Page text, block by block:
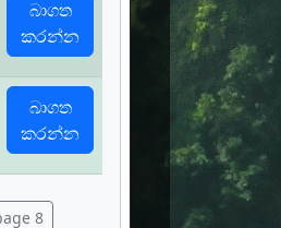
බාගත
කරන්න
බාගත
කරන්න
8